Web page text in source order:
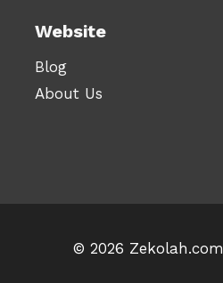
Website
Blog
About Us
© 2026 Zekolah.com